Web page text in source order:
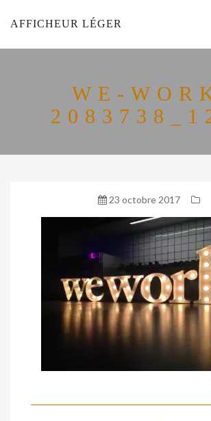
AFFICHEUR LÉGER
WE-
23 octobre 2017